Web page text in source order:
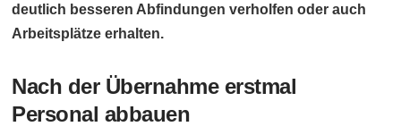
deutlich besseren Abfindungen verholfen oder auch
Arbeitsplätze erhalten.
Nach der Übernahme erstmal
Personal abbauen